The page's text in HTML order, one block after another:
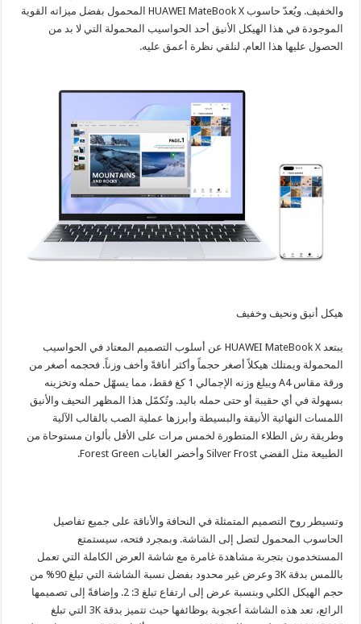
والخفيف. ويُعدّ حاسوب HUAWEI MateBook X المحمول بفضل ميزاته القوية
الموجودة في هذا الهيكل الأنيق أحد الحواسيب المحمولة التي لا بد من
الحصول عليها هذا العام. لنلقي نظرة أعمق عليه.
هيكل أنيق ونحيف وخفيف
يبتعد HUAWEI MateBook X عن أسلوب التصميم المعتاد في الحواسيب
المحمولة ويمتلك هيكلاً أصغر حجماً وأكثر أناقةً وأخف وزناً. فحجمه أصغر من
ورقة مقاس A4 ويبلغ وزنه الإجمالي 1 كغ فقط، مما يسهّل حمله وتخزينه
بسهولة في أي حقيبة أو حتى حمله باليد. وتُكمّل هذا المظهر النحيف والأنيق
اللمسات النهائية الأنيقة والبسيطة وأبرزها عملية الصب بالقالب الآلية
وطريقة رش الطلاء المتطورة لخمس مرات على الأقل بألوان مستوحاة من
الطبيعة مثل الفضي Silver Frost و
أخضر الغاباتForest Green.
وتسيطر روح التصميم المتمثلة في النحافة والأناقة على جميع تفاصيل
الحاسوب المحمول لتصل إلى الشاشة. وبمجرد فتحه، سيستمتع
المستخدمون بتجربة مشاهدة غامرة مع شاشة العرض الكاملة التي تعمل
باللمس بدقة 3K وعرض غير محدود بفضل نسبة الشاشة التي تبلغ 90%
من
حجم الهيكل الكلي وبنسبة عرض إلى ارتفاع تبلغ 3: 2. وإضافةً إلى تصميمها
الرائع، تعد هذه الشاشة أعجوبة بوظائفها حيث تتميز بدقة 3K التي تبلغ